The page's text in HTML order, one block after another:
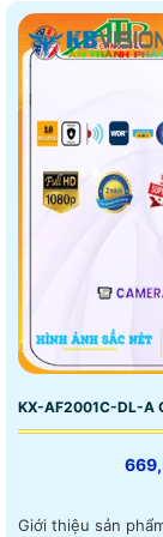
KX-AF2001C-DL-A
Giới thiệu sản